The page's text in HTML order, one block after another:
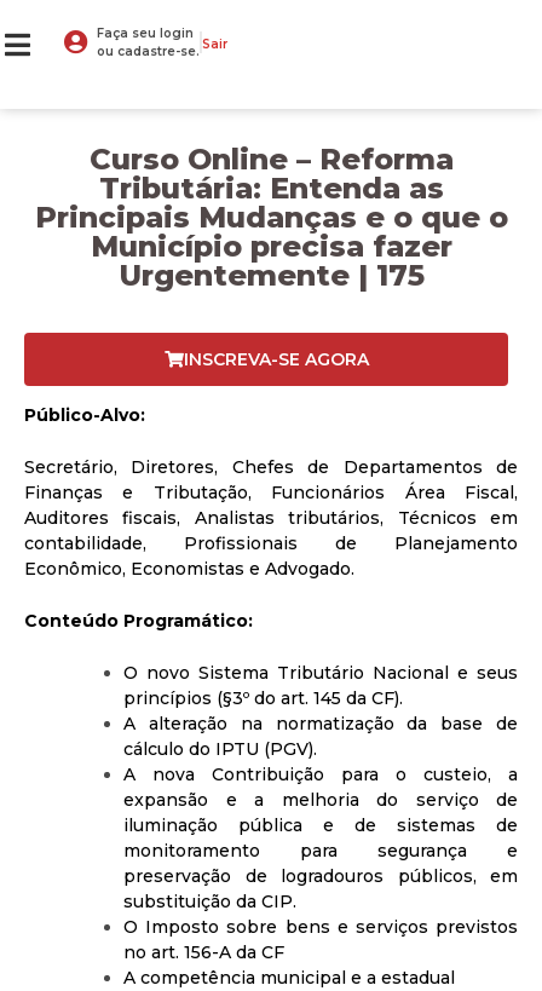
Faça seu login
ou cadastre-se. Sair
Curso Online – Reforma
Tributária: Entenda as
Principais Mudanças e o que o
Município precisa fazer
Urgentemente | 175
INSCREVA-SE AGORA
Público-Alvo:
Secretário, Diretores, Chefes de Departamentos de
Finanças e Tributação, Funcionários Área Fiscal,
Auditores fiscais, Analistas tributários, Técnicos em
contabilidade, Profissionais de Planejamento
Econômico, Economistas e Advogado.
Conteúdo Programático:
O novo Sistema Tributário Nacional e seus
princípios (§3º do art. 145 da CF).
A alteração na normatização da base de
cálculo do IPTU (PGV).
A nova Contribuição para o custeio, a
expansão e a melhoria do serviço de
iluminação pública e de sistemas de
monitoramento para segurança e
preservação de logradouros públicos, em
substituição da CIP.
O Imposto sobre bens e serviços previstos
no art. 156-A da CF
A competência municipal e a estadual